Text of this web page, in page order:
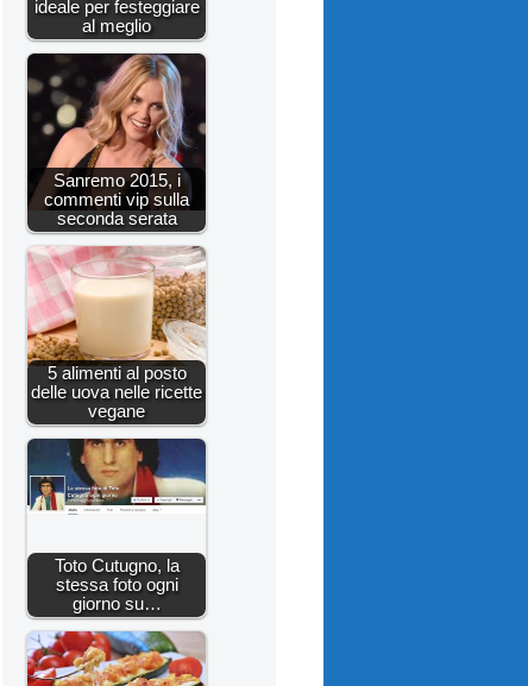
ideale per festeggiare
al meglio
Sanremo 2015, i
commenti vip sulla
seconda serata
5 alimenti al posto
delle uova nelle ricette
vegane
Toto Cutugno, la
stessa foto ogni
giorno su…